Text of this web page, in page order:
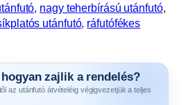
nagy teherbírású utánfutó
utánfutó, ráfutófékes
zajlik a rendelés?
az utánfutó átvételéig végigvezetjük a teljes